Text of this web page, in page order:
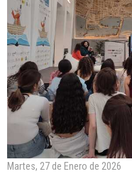
Martes, 27 de Enero de 2026